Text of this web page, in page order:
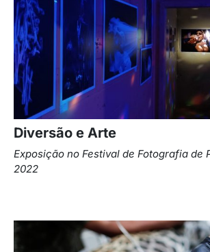
Diversão e Arte
Exposição no Festival de Fotografia de
2022